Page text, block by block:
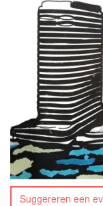
Suggereren een